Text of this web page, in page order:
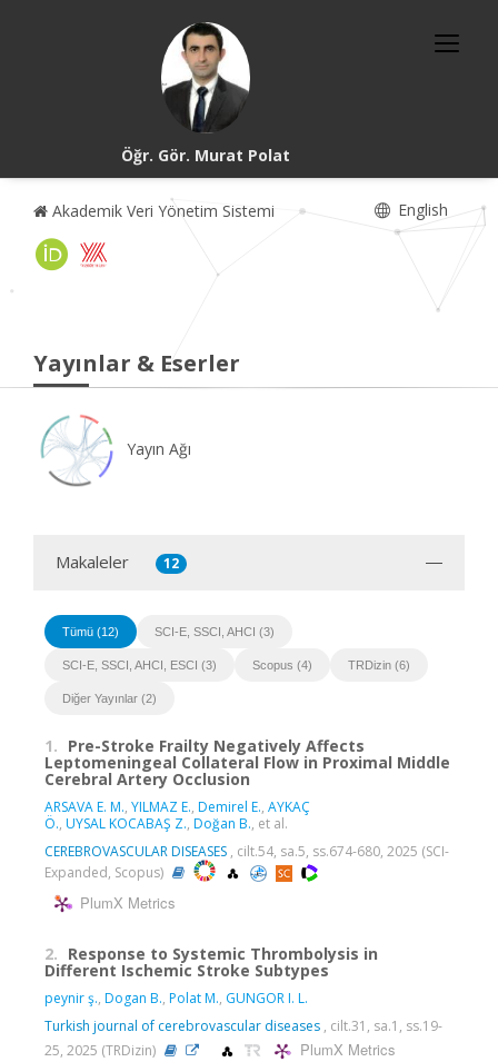
Öğr. Gör. Murat Polat
Akademik Veri Yönetim Sistemi English
Yayınlar & Eserler
Yayın Ağı
Makaleler 12
Tümü (12) SCI-E, SSCI, AHCI (3)
SCI-E, SSCI, AHCI, ESCI (3) Scopus (4) TRDizin (6)
Diğer Yayınlar (2)
1. Pre-Stroke Frailty Negatively Affects
Leptomeningeal Collateral Flow in Proximal Middle
Cerebral Artery Occlusion
ARSAVA E. M., YILMAZ E., Demirel E., AYKAÇ
Ö., UYSAL KOCABAŞ Z., Doğan B., et al.
CEREBROVASCULAR DISEASES , cilt.54, sa.5, ss.674-680, 2025 (SCI-
Expanded, Scopus)
PlumX Metrics
2. Response to Systemic Thrombolysis in
Different Ischemic Stroke Subtypes
peynir ş., Dogan B., Polat M., GUNGOR I. L.
Turkish journal of cerebrovascular diseases , cilt.31, sa.1, ss.19-
25, 2025 (TRDizin)
PlumX Metrics